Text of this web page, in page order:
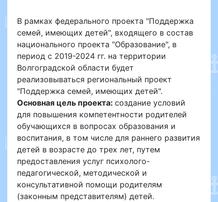
В рамках федерального проекта "Поддержка
семей, имеющих детей", входящего в состав
национального проекта "Образование", в
период с 2019-2024 гг. на территории
Волгоградской области будет
реализовываться региональный проект
"Поддержка семей, имеющих детей".
Основная цель проекта: создание условий
для повышения компетентности родителей
обучающихся в вопросах образования и
воспитания, в том числе для раннего развития
детей в возрасте до трех лет, путем
предоставления услуг психолого-
педагогической, методической и
консультативной помощи родителям
(законным представителям) детей.